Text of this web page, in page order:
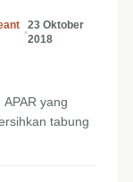
•
23 Oktober
2018
yang
tabung